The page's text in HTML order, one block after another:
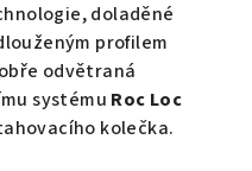
doladěné
profilem
odvětraná
systému Roc Loc
kolečka.